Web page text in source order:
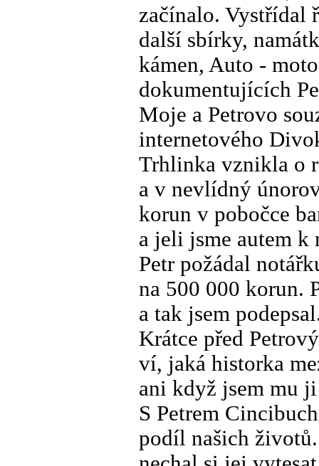
začínalo. Vystřídal
další sbírky,
kámen, Auto -
dokumentujících
Moje a Petrovo
internetového
Trhlinka vznikla o
a v nevlídný
korun v pobočce
a jeli jsme autem k
Petr požádal
na 500 000 korun.
a tak jsem
Krátce před
ví, jaká historka
ani když jsem mu
S Petrem
podíl našich